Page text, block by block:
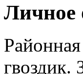
Личное
гвоздик.